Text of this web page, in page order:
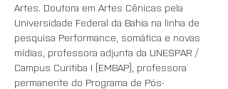
Artes. Doutora em Artes Cênicas pela
Universidade Federal da Bahia na linha de
pesquisa Performance, somática e novas
mídias, professora adjunta da UNESPAR /
Campus Curitiba I (EMBAP), professora
permanente do Programa de Pós-